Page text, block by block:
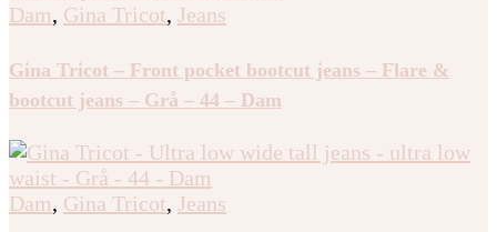
Dam, Gina Tricot, Jeans
Gina Tricot – Front pocket bootcut jeans – Flare &
bootcut jeans – Grå – 44 – Dam
Dam, Gina Tricot, Jeans